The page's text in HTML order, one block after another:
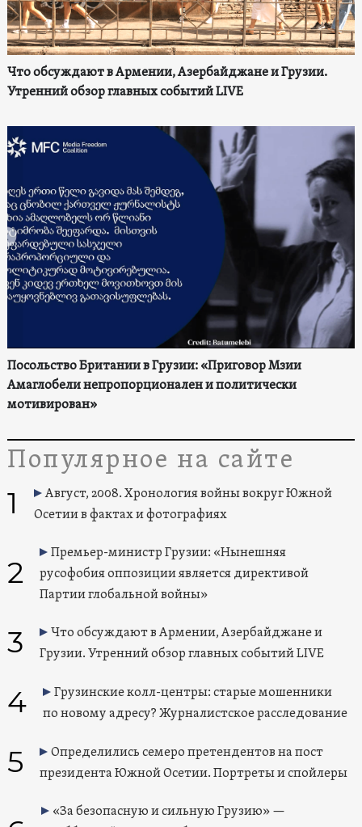
Что обсуждают в Армении, Азербайджане и Грузии.
Утренний обзор главных событий LIVE
Посольство Британии в Грузии: «Приговор Мзии
Амаглобели непропорционален и политически
мотивирован»
Популярное на сайте
1
Август, 2008. Хронология войны вокруг Южной
Осетии в фактах и фотографиях
2
Премьер-министр Грузии: «Нынешняя
русофобия оппозиции является директивой
Партии глобальной войны»
3
Что обсуждают в Армении, Азербайджане и
Грузии. Утренний обзор главных событий LIVE
4
Грузинские колл-центры: старые мошенники
по новому адресу? Журналистское расследование
5
Определились семеро претендентов на пост
президента Южной Осетии. Портреты и спойлеры
«За безопасную и сильную Грузию» —